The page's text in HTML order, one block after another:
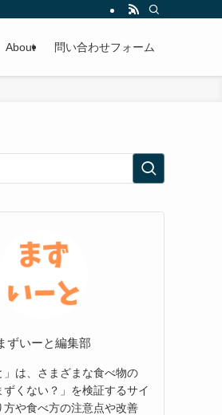
About 問い合わせフォーム
ずいーと編集部
」は、さまざまな食べ物の
ずくない？」を検証するサイ
方や食べ方の注意点や改善